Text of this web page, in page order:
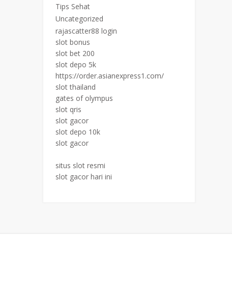
Tips Sehat
Uncategorized
rajascatter88 login
slot bonus
slot bet 200
slot depo 5k
https://order.asianexpress1.com/
slot thailand
gates of olympus
slot qris
slot gacor
slot depo 10k
slot gacor
situs slot resmi
slot gacor hari ini